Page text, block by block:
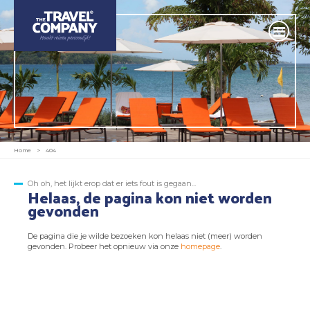
Home > 404
Oh oh, het lijkt erop dat er iets fout is gegaan...
Helaas, de pagina kon niet worden
gevonden
De pagina die je wilde bezoeken kon helaas niet (meer) worden
gevonden. Probeer het opnieuw via onze homepage